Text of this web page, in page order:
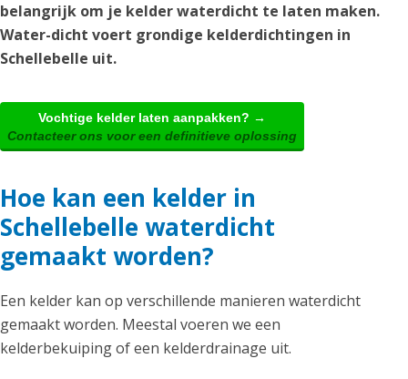
belangrijk om je kelder waterdicht te laten maken.
Water-dicht voert grondige kelderdichtingen in
Schellebelle uit.
Vochtige kelder laten aanpakken? →
Contacteer ons voor een definitieve oplossing
Hoe kan een kelder in
Schellebelle waterdicht
gemaakt worden?
Een kelder kan op verschillende manieren waterdicht
gemaakt worden. Meestal voeren we een
kelderbekuiping of een kelderdrainage uit.